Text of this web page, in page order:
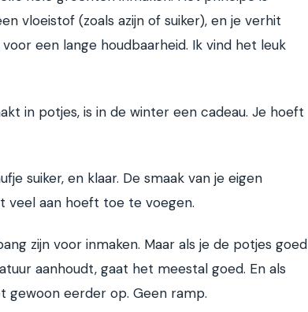
vloeistof (zoals azijn of suiker), en je verhit
een lange houdbaarheid. Ik vind het leuk
in potjes, is in de winter een cadeau. Je hoeft
suiker, en klaar. De smaak van je eigen
veel aan hoeft toe te voegen.
zijn voor inmaken. Maar als je de potjes goed
aanhoudt, gaat het meestal goed. En als
gewoon eerder op. Geen ramp.